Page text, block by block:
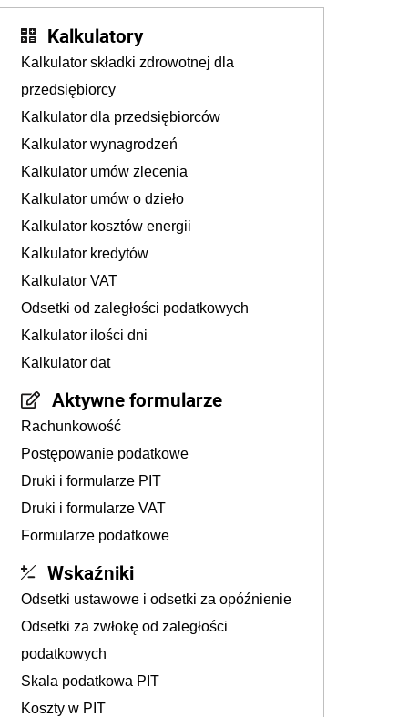
kierowców”
Kalkulatory
Kalkulator składki zdrowotnej dla
przedsiębiorcy
Kalkulator dla przedsiębiorców
Kalkulator wynagrodzeń
Kalkulator umów zlecenia
Kalkulator umów o dzieło
Kalkulator kosztów energii
Kalkulator kredytów
Kalkulator VAT
Odsetki od zaległości podatkowych
Kalkulator ilości dni
Kalkulator dat
Aktywne formularze
Rachunkowość
Postępowanie podatkowe
Druki i formularze PIT
Druki i formularze VAT
Formularze podatkowe
Wskaźniki
Odsetki ustawowe i odsetki za opóźnienie
Odsetki za zwłokę od zaległości
podatkowych
Skala podatkowa PIT
Koszty w PIT